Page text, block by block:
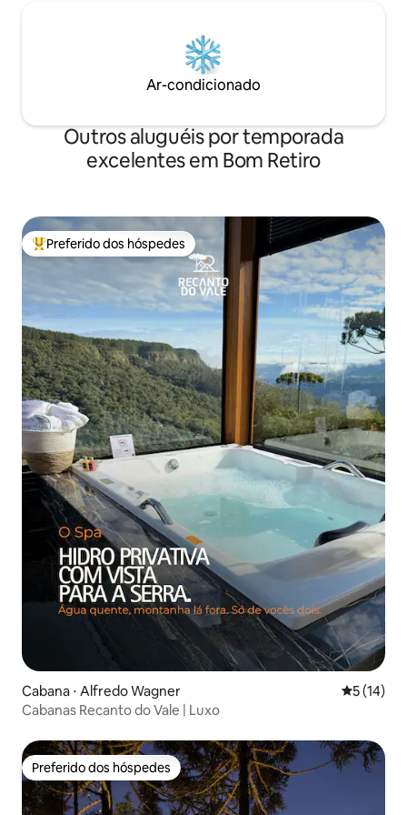
Ar-condicionado
Outros aluguéis por temporada
excelentes em Bom Retiro
Entre os melhores preferidos dos hóspedes
Preferido dos hóspedes
Cabana ⋅ Alfredo Wagner 5 de uma
5 (14)
Cabanas Recanto do Vale | Luxo
Preferido dos hóspedes
Preferido dos hóspedes